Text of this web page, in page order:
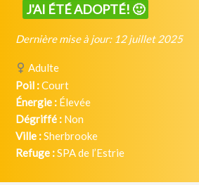
J'AI ÉTÉ ADOPTÉ! 🙂
Dernière mise à jour: 12 juillet 2025
Adulte
Poil :Court
Énergie : Élevée
Dégriffé : Non
Ville :Sherbrooke
Refuge :SPA de l’Estrie